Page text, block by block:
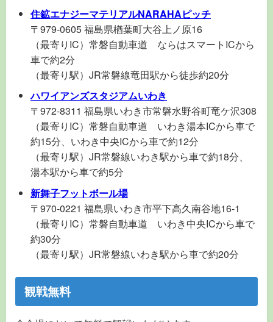
住鉱エナジーマテリアルNARAHAピッチ
〒979-0605 福島県楢葉町大谷上ノ原16
（最寄りIC）常磐自動車道 ならはスマートICから
車で約2分
（最寄り駅）JR常磐線竜田駅から徒歩約20分
ハワイアンズスタジアムいわき
〒972-8311 福島県いわき市常磐水野谷町竜ケ沢308
（最寄りIC）常磐自動車道 いわき湯本ICから車で
約15分、いわき中央ICから車で約12分
（最寄り駅）JR常磐線いわき駅から車で約18分、
湯本駅から車で約5分
新舞子フットボール場
〒970-0221 福島県いわき市平下高久南谷地16-1
（最寄りIC）常磐自動車道 いわき中央ICから車で
約30分
（最寄り駅）JR常磐線いわき駅から車で約20分
観戦無料